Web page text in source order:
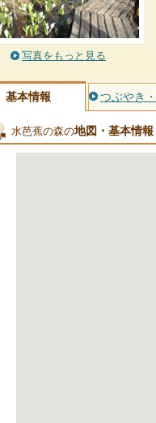
写真をもっと見る
基本情報 つぶやき
水芭蕉の森の地図・基本情報